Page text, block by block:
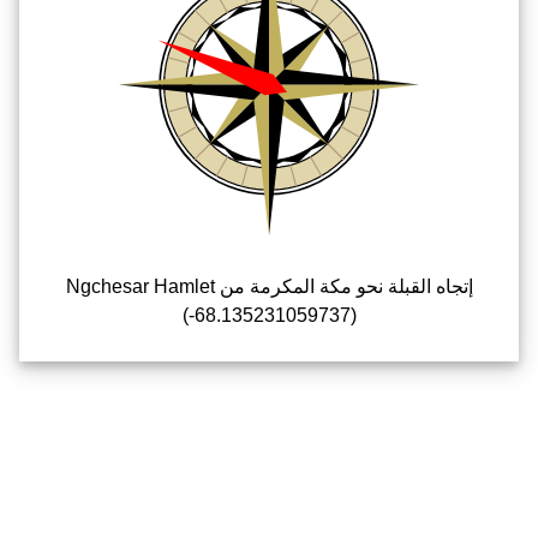
إتجاه القبلة نحو مكة المكرمة من Ngchesar Hamlet
(-68.135231059737)